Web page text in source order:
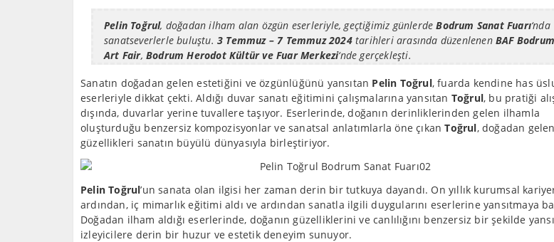
Pelin Toğrul, doğadan ilham alan özgün eserleriyle, geçtiğimiz günlerdeBodrum Sanat Fuarı‘nda
sanatseverlerle buluştu. 3 Temmuz – 7 Temmuz 2024tarihleri arasında düzenlenenBAF Bodrum
Art Fair,Bodrum Herodot Kültür ve Fuar Merkezi‘nde gerçekleşti.
Sanatın doğadan gelen estetiğini ve özgünlüğünü yansıtan Pelin Toğrul, fuarda kendine has
eserleriyle dikkat çekti. Aldığı duvar sanatı eğitimini çalışmalarına yansıtan Toğrul, bu pratiği
dışında, duvarlar yerine tuvallere taşıyor. Eserlerinde, doğanın derinliklerinden gelen ilhamla
oluşturduğu benzersiz kompozisyonlar ve sanatsal anlatımlarla öne çıkanToğrul, doğadan gelen
güzellikleri sanatın büyülü dünyasıyla birleştiriyor.
Pelin Toğrul’un sanata olan ilgisi her zaman derin bir tutkuya dayandı. On yıllık kurumsal
ardından, iç mimarlık eğitimi aldı ve ardından sanatla ilgili duygularını eserlerine yansıtmaya
Doğadan ilham aldığı eserlerinde, doğanın güzelliklerini ve canlılığını benzersiz bir şekilde
izleyicilere derin bir huzur ve estetik deneyim sunuyor.